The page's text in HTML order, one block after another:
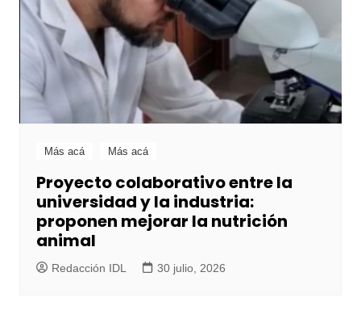
Más acá Más acá
Proyecto colaborativo entre la
universidad y la industria:
proponen mejorar la nutrición
animal
Redacción IDL 30 julio, 2026